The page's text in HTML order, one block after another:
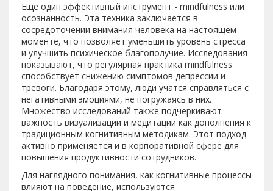
Еще один эффективный инструмент - mindfulness или
осознанность. Эта техника заключается в
сосредоточении внимания человека на настоящем
моменте, что позволяет уменьшить уровень стресса
и улучшить психическое благополучие. Исследования
показывают, что регулярная практика mindfulness
способствует снижению симптомов депрессии и
тревоги. Благодаря этому, люди учатся справляться с
негативными эмоциями, не погружаясь в них.
Множество исследований также подчеркивают
важность визуализации и медитации как дополнения к
традиционным когнитивным методикам. Этот подход
активно применяется и в корпоративной сфере для
повышения продуктивности сотрудников.
Для наглядного понимания, как когнитивные процессы
влияют на поведение, используются